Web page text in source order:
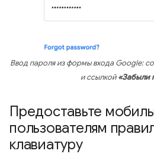
Ввод пароля из формы входа Google:
и ссылкой«Забыли
Предоставьте
пользователям
клавиатуру